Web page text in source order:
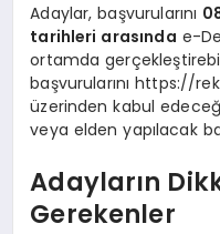
Adaylar, başvurularını
tarihleri arasında e-
ortamda
başvurularını https://
üzerinden kabul
veya elden yapılacak
Adayların
Gerekenler